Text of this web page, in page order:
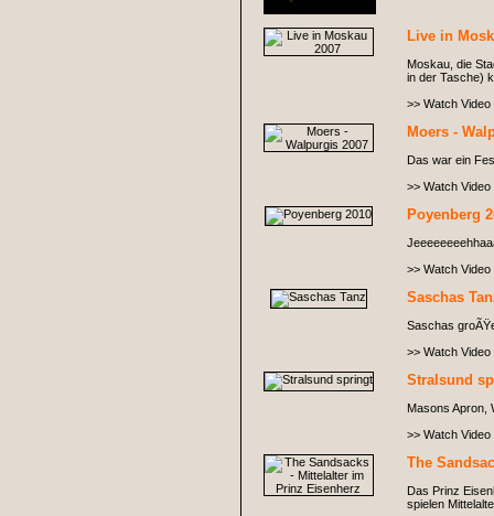
Live in
Moskau, die
in der Tasche)
>> Watch Video
Moers -
Das war ein
>> Watch Video
Poyenberg
>> Watch Video
Saschas
Saschas
>> Watch Video
Stralsund
Masons Apron,
>> Watch Video
The
Das Prinz
spielen